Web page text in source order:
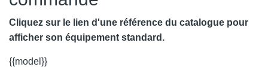
Cliquez sur le lien d'une référence du catalogue pour
afficher son équipement standard.
{{model}}